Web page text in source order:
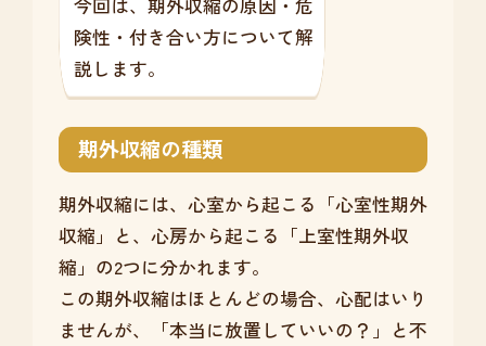
険性・付き合い方について解
説します。
期外収縮の種類
期外収縮には、心室から起こる「心室性期外
収縮」と、心房から起こる「上室性期外収
縮」の2つに分かれます。
この期外収縮はほとんどの場合、心配はいり
ませんが、「本当に放置していいの？」と不